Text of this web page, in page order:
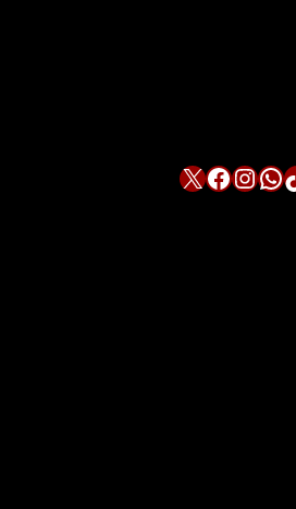
X Facebook InstagramWhatsApp TikTok